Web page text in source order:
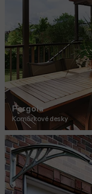
Pergola
Komůrkové desky